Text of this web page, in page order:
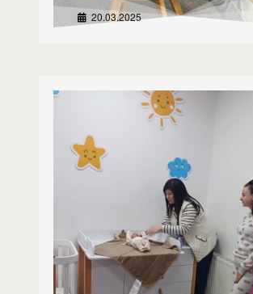
20.03.2025